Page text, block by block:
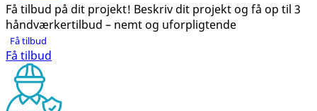
Få tilbud på dit projekt! Beskriv dit projekt og få op til 3
håndværkertilbud – nemt og uforpligtende
Få tilbud
Få tilbud